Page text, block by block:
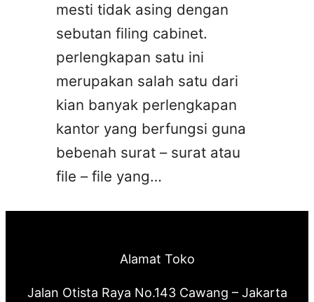
mesti tidak asing dengan
sebutan filing cabinet.
perlengkapan satu ini
merupakan salah satu dari
kian banyak perlengkapan
kantor yang berfungsi guna
bebenah surat – surat atau
file – file yang…
Alamat Toko
Jalan Otista Raya No.143 Cawang – Jakarta